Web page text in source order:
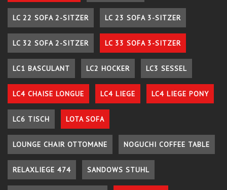
LC 22 SOFA 2-SITZER LC 23 SOFA 3-SITZER
LC 32 SOFA 2-SITZER LC 33 SOFA 3-SITZER
LC1 BASCULANT LC2 HOCKER LC3 SESSEL
LC4 CHAISE LONGUE LC4 LIEGE LC4 LIEGE PONY
LC6 TISCH LOTA SOFA
LOUNGE CHAIR OTTOMANE NOGUCHI COFFEE TABLE
RELAXLIEGE 474 SANDOWS STUHL